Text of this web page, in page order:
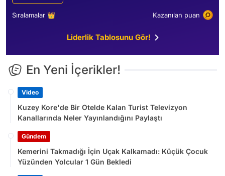
Sıralamalar 👑 Kazanılan puan
Liderlik Tablosunu Gör!
En Yeni İçerikler!
Video
Kuzey Kore'de Bir Otelde Kalan Turist Televizyon
Kanallarında Neler Yayınlandığını Paylaştı
Gündem
Kemerini Takmadığı İçin Uçak Kalkamadı: Küçük Çocuk
Yüzünden Yolcular 1 Gün Bekledi